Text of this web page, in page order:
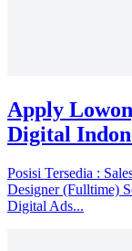
Apply
Digital
Posisi Tersedia :
Designer (Fulltime)
Digital Ads...